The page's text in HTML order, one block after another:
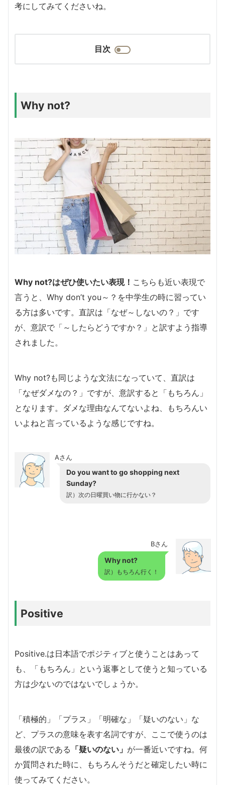
考にしてみてくださいね。
目次
Why not?
Why not?はぜひ使いたい表現！ こちらも近い表現で
言うと、Why don’t you～？を中学生の時に習ってい
る方は多いです。直訳は「なぜ～しないの？」です
が、意訳で「～したらどうですか？」と訳すよう指導
されました。
Why not?も同じような文法になっていて、直訳は
「なぜダメなの？」ですが、意訳すると「もちろん」
となります。ダメな理由なんてないよね、もちろんい
いよねと言っているような感じですね。
Aさん
Do you want to go shopping next
Sunday?
訳）次の日曜買い物に行かない？
Bさん
Why not?
訳）もちろん行く！
Positive
Positive.は日本語でポジティブと使うことはあって
も、「もちろん」という返事として使うと知っている
方は少ないのではないでしょうか。
「積極的」「プラス」「明確な」「疑いのない」な
ど、プラスの意味を表す名詞ですが、ここで使うのは
最後の訳である 「疑いのない」 が一番近いですね。何
か質問された時に、もちろんそうだと確定したい時に
使ってみてください。